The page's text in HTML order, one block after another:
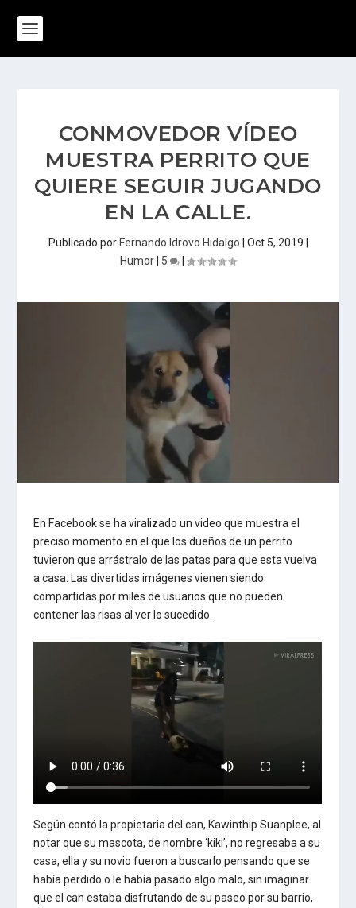
CONMOVEDOR VÍDEO
MUESTRA PERRITO QUE
QUIERE SEGUIR JUGANDO
EN LA CALLE.
Publicado por Fernando Idrovo Hidalgo Oct 5, 2019
Humor
5
En Facebook se ha viralizado un video que muestra el
preciso momento en el que los dueños de un perrito
tuvieron que arrástralo de las patas para que esta vuelva
a casa. Las divertidas imágenes vienen siendo
compartidas por miles de usuarios que no pueden
contener las risas al ver lo sucedido.
Según contó la propietaria del can, Kawinthip Suanplee, al
notar que su mascota, de nombre ‘kiki’, no regresaba a su
casa, ella y su novio fueron a buscarlo pensando que se
había perdido o le había pasado algo malo, sin imaginar
que el can estaba disfrutando de su paseo por su barrio,